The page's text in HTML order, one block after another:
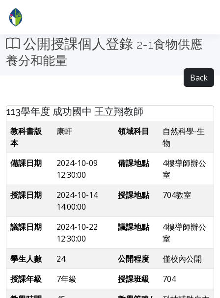
公開授課個人登錄 2-1食物供應
養分和能量
Back
113學年度 成功國中 王立翔教師
教科書版
本
康軒 領域科目
自然科學-生
物
備課日期
2024-10-09
12:30:00
備課地點
4樓導師辦公
室
授課日期
2024-10-14
14:00:00
授課地點 704教室
議課日期
2024-10-22
12:30:00
議課地點
4樓導師辦公
室
學生人數
24 公開程度
僅校內公開
授課年級
7年級 授課班級
704